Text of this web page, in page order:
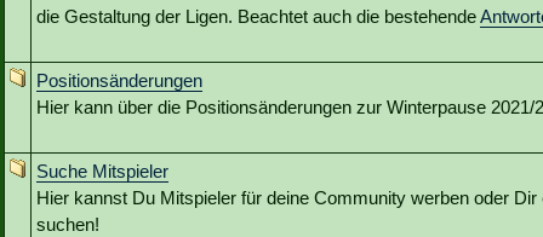
die Gestaltung der Ligen. Beachtet auch die bestehende
Positionsänderungen
Hier kann über die Positionsänderungen zur Winterpause 2021/
Suche Mitspieler
Hier kannst Du Mitspieler für deine Community werben oder Dir
suchen!